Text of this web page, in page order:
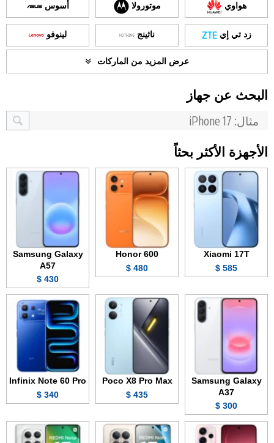
هواوي موتورولا أسوس
زد تي إي ناثينج لينوفو
عرض المزيد من الماركات
البحث عن جهاز
الأجهزة الأكثر بحثاً
Xiaomi 17T
585 $
Honor 600
480 $
Samsung Galaxy
A57
430 $
Samsung Galaxy
A37
300 $
Poco X8 Pro Max
435 $
Infinix Note 60 Pro
340 $